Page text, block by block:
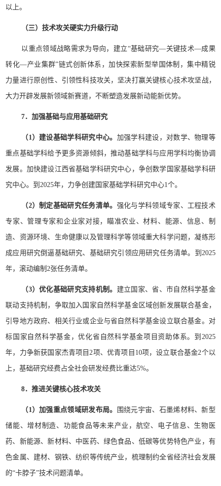
以上。
（三）技术攻关硬实力升级行动
以重点领域战略需求为导向，建立“基础研究—关键技术—成果
转化—产业集群”链式创新体系，加快探索新型举国体制，集中精锐
力量进行原创性、引领性科技攻关，坚决打赢关键核心技术攻坚战，
大力开辟发展新领域新赛道，不断塑造发展新动能新优势。
7．加强基础与应用基础研究
（1）建设基础学科研究中心。 加强学科建设，对数学、物理等
重点基础学科给予更多资源倾斜，推动基础学科与应用学科均衡协调
发展。加快建设江西省基础学科研究中心，争创数学国家基础学科研
究中心。到2025年，力争创建国家基础学科研究中心1个。
（2）制定基础研究任务清单。 强化与学科领域专家、工程技术
专家、管理专家和企业家对接，瞄准农业、材料、能源、信息、制
造、资源环境、生命健康以及管理科学等领域重大科学问题，凝练形
成应用研究倒逼基础研究、基础研究引领应用研究任务清单。到2025
年，滚动编制2张任务清单。
（3）优化基础研究支持机制。 建立国家、省、市自然科学基金
联动支持机制，争取加入国家自然科学基金区域创新发展联合基金，
引导地方政府、相关行业或企业与省自然科学基金设立联合基金。对
标国家自然科学基金，优化省自然科学基金项目资助体系。到2025
年，力争新获国家杰青项目2项、优青项目10项，设立联合基金2个以
上，基础研究经费占全社会研发经费比重达5%。
8．推进关键核心技术攻关
（1）加强重点领域研发布局。 围绕元宇宙、石墨烯材料、新型
储能、增材制造、功能食品等未来产业，航空、电子信息、生物医
药、新能源、新材料、中医药、绿色食品、低碳等优势特色产业，有
色金属、建材、钢铁、纺织等传统产业，梳理制约全省经济社会发展
的“卡脖子”技术问题清单。